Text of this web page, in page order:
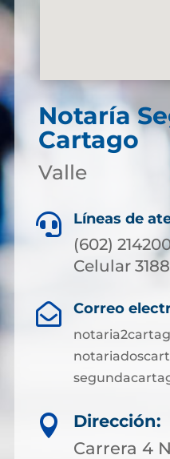
Notaría
Cartago
Valle
 Líneas de
(602)
Celular
 Correo

Dirección:
Carrera 4